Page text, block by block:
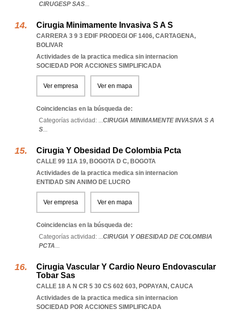
CIRUGESP SAS...
Cirugia Minimamente Invasiva S A S
CARRERA 3 9 3 EDIF PRODEGI OF 1406, CARTAGENA,
BOLIVAR
Actividades de la practica medica sin internacion
SOCIEDAD POR ACCIONES SIMPLIFICADA
Ver empresa Ver en mapa
Coincidencias en la búsqueda de:
Categorías actividad: ...CIRUGIA MINIMAMENTE INVASIVA S A
S...
Cirugia Y Obesidad De Colombia Pcta
CALLE 99 11A 19, BOGOTA D C, BOGOTA
Actividades de la practica medica sin internacion
ENTIDAD SIN ANIMO DE LUCRO
Ver empresa Ver en mapa
Coincidencias en la búsqueda de:
Categorías actividad: ...CIRUGIA Y OBESIDAD DE COLOMBIA
PCTA...
Cirugia Vascular Y Cardio Neuro Endovascular
Tobar Sas
CALLE 18 A N CR 5 30 CS 602 603, POPAYAN, CAUCA
Actividades de la practica medica sin internacion
SOCIEDAD POR ACCIONES SIMPLIFICADA